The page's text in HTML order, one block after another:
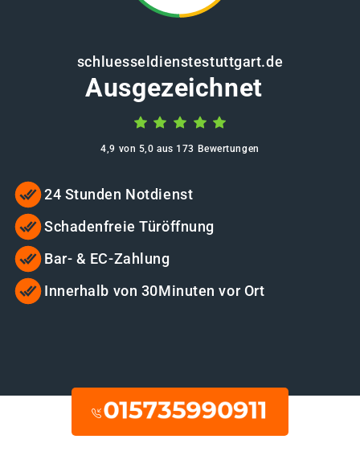
schluesseldienstestuttgart.de
Ausgezeichnet
4,9 von 5,0 aus 173 Bewertungen
24 Stunden Notdienst
Schadenfreie Türöffnung
Bar- & EC-Zahlung
Innerhalb von 30Minuten vor Ort